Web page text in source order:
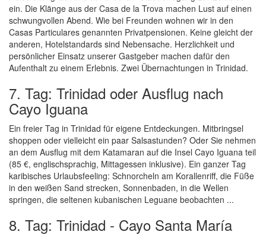
ein. Die Klänge aus der Casa de la Trova machen Lust auf einen
schwungvollen Abend. Wie bei Freunden wohnen wir in den
Casas Particulares genannten Privatpensionen. Keine gleicht der
anderen, Hotelstandards sind Nebensache. Herzlichkeit und
persönlicher Einsatz unserer Gastgeber machen dafür den
Aufenthalt zu einem Erlebnis. Zwei Übernachtungen in Trinidad.
7. Tag: Trinidad oder Ausflug nach
Cayo Iguana
Ein freier Tag in Trinidad für eigene Entdeckungen. Mitbringsel
shoppen oder vielleicht ein paar Salsastunden? Oder Sie nehmen
an dem Ausflug mit dem Katamaran auf die Insel Cayo Iguana teil
(85 €, englischsprachig, Mittagessen inklusive). Ein ganzer Tag
karibisches Urlaubsfeeling: Schnorcheln am Korallenriff, die Füße
in den weißen Sand strecken, Sonnenbaden, in die Wellen
springen, die seltenen kubanischen Leguane beobachten ...
8. Tag: Trinidad - Cayo Santa María